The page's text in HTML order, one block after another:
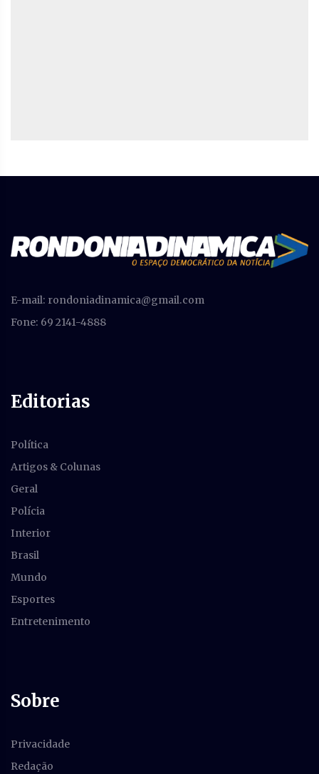
E-mail: rondoniadinamica@gmail.com
Fone: 69 2141-4888
Editorias
Política
Artigos & Colunas
Geral
Polícia
Interior
Brasil
Mundo
Esportes
Entretenimento
Sobre
Privacidade
Redação